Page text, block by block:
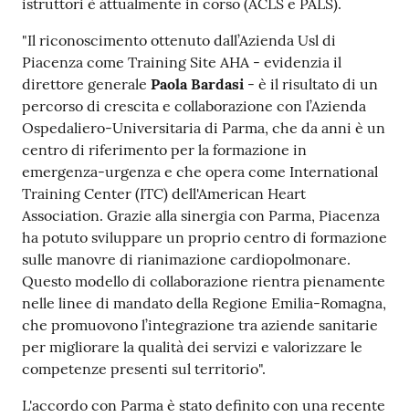
istruttori è attualmente in corso (ACLS e PALS).
"Il riconoscimento ottenuto dall’Azienda Usl di
Piacenza come Training Site AHA - evidenzia il
direttore generale Paola Bardasi - è il risultato di un
percorso di crescita e collaborazione con l’Azienda
Ospedaliero-Universitaria di Parma, che da anni è un
centro di riferimento per la formazione in
emergenza-urgenza e che opera come International
Training Center (ITC) dell'American Heart
Association. Grazie alla sinergia con Parma, Piacenza
ha potuto sviluppare un proprio centro di formazione
sulle manovre di rianimazione cardiopolmonare.
Questo modello di collaborazione rientra pienamente
nelle linee di mandato della Regione Emilia-Romagna,
che promuovono l’integrazione tra aziende sanitarie
per migliorare la qualità dei servizi e valorizzare le
competenze presenti sul territorio".
L'accordo con Parma è stato definito con una recente